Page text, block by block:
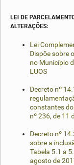
LEI DE
ALTERAÇÕES:
Lei
Dispõe sobre
no Município
LUOS
Decreto nº
constantes do
nº 236, de 11
Decreto nº
sobre a
Tabela 5.1 a
agosto de